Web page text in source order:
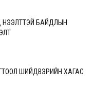
БАЙДЛЫН
ШИЙДВЭРИЙН ХАГАС